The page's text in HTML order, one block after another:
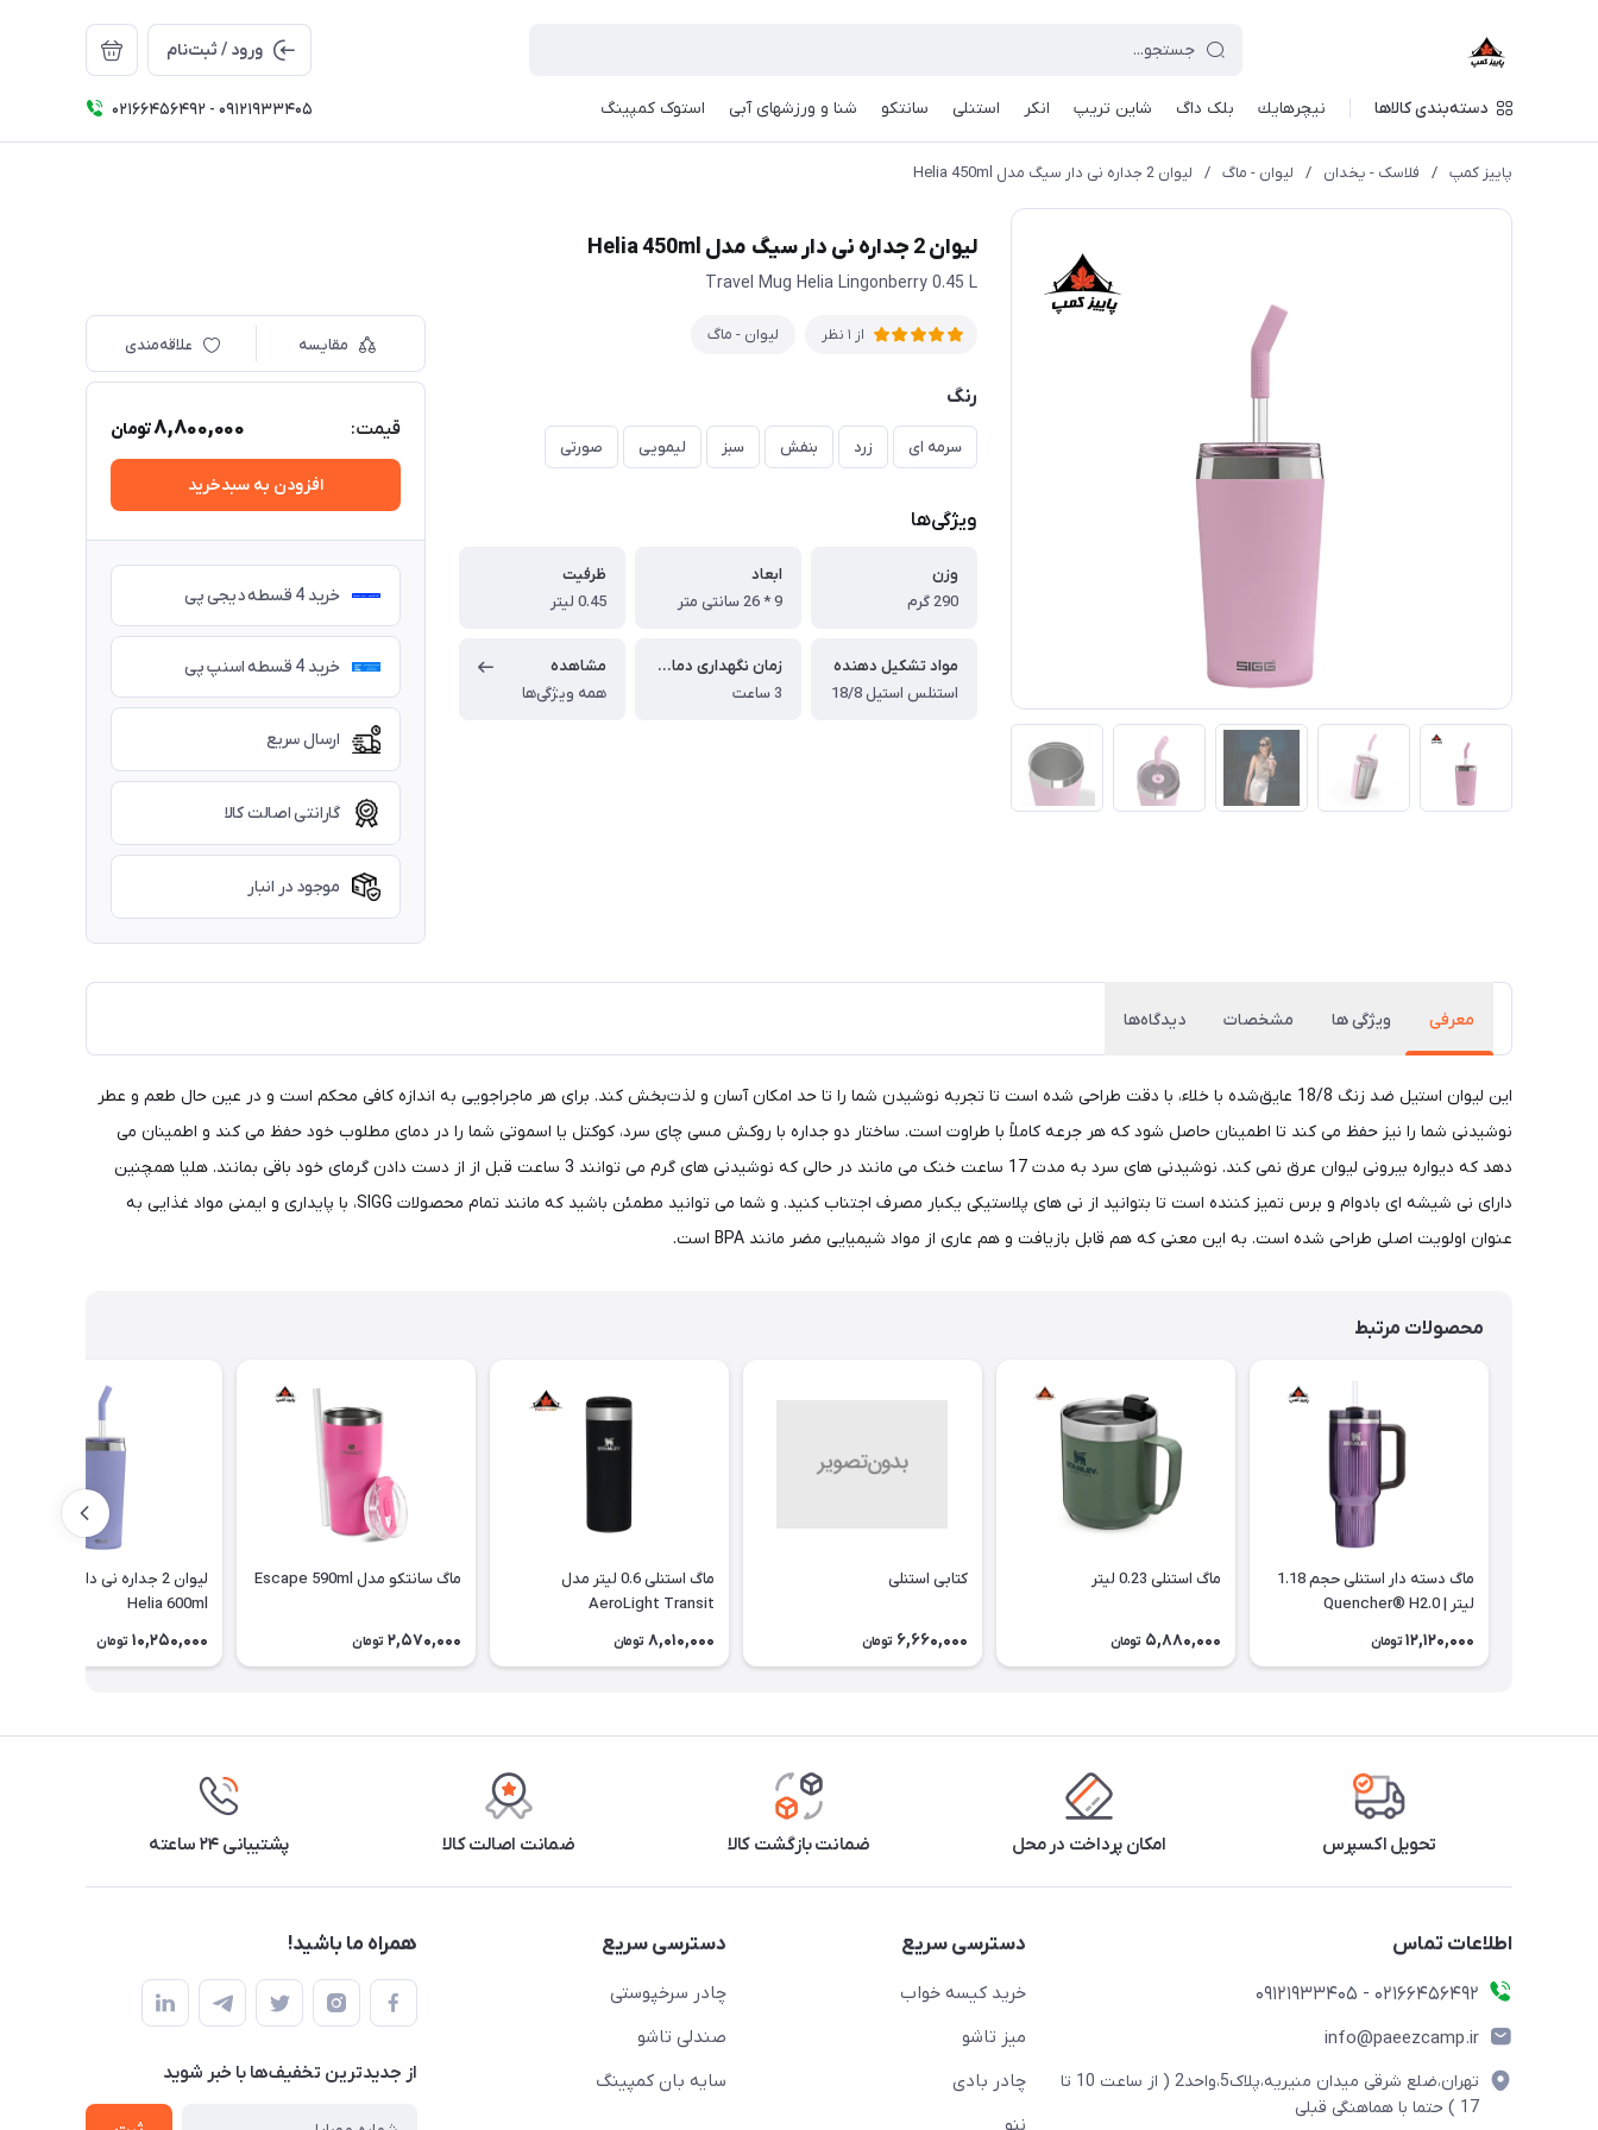
ورود / ثبت‌نام
دسته‌بندی کالاها نيچرهايك بلک داگ شاین تریپ انکر استنلی سانتکو شنا و ورزشهای آبی استوک کمپینگ 02166456492 - 09121933405
پاییز کمپ / فلاسک - یخدان / لیوان - ماگ / لیوان 2 جداره نی دار سیگ مدل Helia 450ml
لیوان 2 جداره نی دار سیگ مدل Helia 450ml
Travel Mug Helia Lingonberry 0.45 L
از 1 نظر لیوان - ماگ
رنگ
سرمه ای زرد بنفش سبز لیمویی صورتی
ویژگی‌ها
وزن
290 گرم
ابعاد
9 * 26 سانتی متر
ظرفیت
0.45 لیتر
مواد تشکیل دهنده
استنلس استیل 18/8
زمان نگهداری دمای گرم
3 ساعت
مشاهده
همه ویژگی‌ها
مقایسه علاقه‌مندی
قیمت: 8,800,000تومان
افزودن به سبدخرید
خرید 4 قسطه دیجی پی
خرید 4 قسطه اسنپ پی
ارسال سریع
گارانتی اصالت کالا
موجود در انبار
معرفی ویژگی ها مشخصات دیدگاه‌ها
این لیوان استیل ضد زنگ 18/8 عایق‌شده با خلاء، با دقت طراحی شده است تا تجربه نوشیدن شما را تا حد امکان آسان و لذت‌بخش کند. برای هر ماجراجویی به اندازه کافی محکم است و در عین حال طعم و عطر
نوشیدنی شما را نیز حفظ می کند تا اطمینان حاصل شود که هر جرعه کاملاً با طراوت است. ساختار دو جداره با روکش مسی چای سرد، کوکتل یا اسموتی شما را در دمای مطلوب خود حفظ می کند و اطمینان می
دهد که دیواره بیرونی لیوان عرق نمی کند. نوشیدنی های سرد به مدت 17 ساعت خنک می مانند در حالی که نوشیدنی های گرم می توانند 3 ساعت قبل از از دست دادن گرمای خود باقی بمانند. هلیا همچنین
دارای نی شیشه ای بادوام و برس تمیز کننده است تا بتوانید از نی های پلاستیکی یکبار مصرف اجتناب کنید. و شما می توانید مطمئن باشید که مانند تمام محصولات SIGG، با پایداری و ایمنی مواد غذایی به
عنوان اولویت اصلی طراحی شده است. به این معنی که هم قابل بازیافت و هم عاری از مواد شیمیایی مضر مانند BPA است.
محصولات مرتبط
ماگ دسته دار استنلی حجم 1.18
لیتر | Quencher® H2.0
12,120,000 تومان
ماگ استنلی 0.23 لیتر
5,880,000 تومان
کتابی استنلی
6,660,000 تومان
ماگ استنلی 0.6 لیتر مدل
AeroLight Transit
8,010,000 تومان
ماگ سانتکو مدل Escape 590ml
2,570,000 تومان
لیوان 2 جداره نی دار سیگ مدل
Helia 600ml
10,250,000 تومان
تحویل اکسپرس امکان پرداخت در محل ضمانت بازگشت کالا ضمانت اصالت کالا پشتیبانی ۲۴ ساعته
اطلاعات تماس
02166456492 - 09121933405
info@paeezcamp.ir
تهران،ضلع شرقی میدان منیریه،پلاک5،واحد2 ( از ساعت 10 تا
17 ) حتما با هماهنگی قبلی
دسترسی سریع
خرید کیسه خواب
میز تاشو
چادر بادی
ننو
دسترسی سریع
چادر سرخپوستی
صندلی تاشو
سایه بان کمپینگ
همراه ما باشید!
از جدید‌ترین تخفیف‌ها با‌ خبر شوید